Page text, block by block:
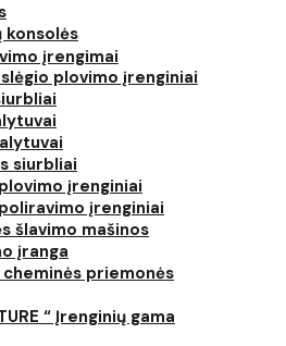
konsolės
įrengimai
plovimo įrenginiai
siurbliai
įrenginiai
įrenginiai
šlavimo mašinos
įranga
priemonės
“ Įrenginių gama